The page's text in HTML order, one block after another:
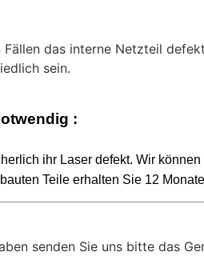
das interne Netzteil
sein.
:
ihr Laser defekt. Wir
Teile erhalten Sie 12 Monate
senden Sie uns bitte das